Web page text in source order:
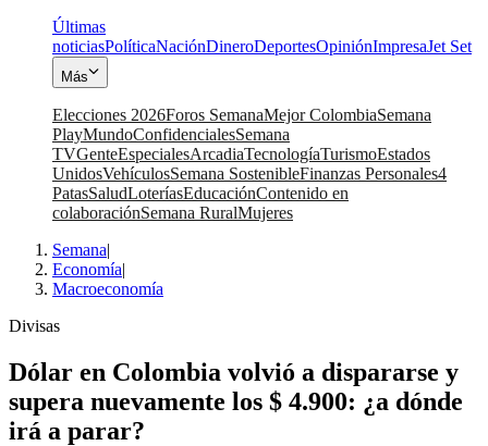
Últimas
noticiasPolíticaNaciónDineroDeportesOpiniónImpresaJet Set
Más
Elecciones 2026Foros SemanaMejor ColombiaSemana
PlayMundoConfidencialesSemana
TVGenteEspecialesArcadiaTecnologíaTurismoEstados
UnidosVehículosSemana SostenibleFinanzas Personales4
PatasSaludLoteríasEducaciónContenido en
colaboraciónSemana RuralMujeres
Semana|
Economía|
Macroeconomía
Divisas
Dólar en Colombia volvió a dispararse y
supera nuevamente los $ 4.900: ¿a dónde
irá a parar?